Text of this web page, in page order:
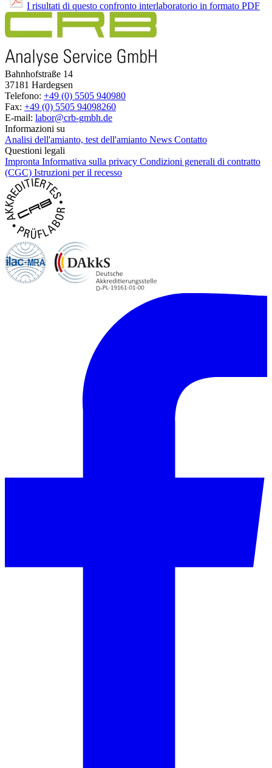
I risultati di questo confronto interlaboratorio in formato PDF
Bahnhofstraße 14
37181 Hardegsen
Telefono: +49 (0) 5505 940980
Fax: +49 (0) 5505 94098260
E-mail: labor@crb-gmbh.de
Informazioni su
Analisi dell'amianto, test dell'amianto News Contatto
Questioni legali
Impronta Informativa sulla privacy Condizioni generali di contratto
(CGC) Istruzioni per il recesso